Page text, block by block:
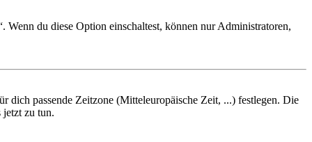
du diese Option einschaltest, können nur Administratoren,
dich passende Zeitzone (Mitteleuropäische Zeit, ...) festlegen. Die
jetzt zu tun.